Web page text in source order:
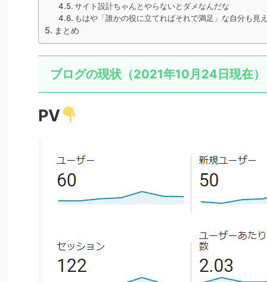
サイト設計ちゃんとやらないとダメなんだな
もはや「誰かの役に立てればそれで満足」な自分も見
まとめ
ブログの現状（2021年10月24日現在）
PV